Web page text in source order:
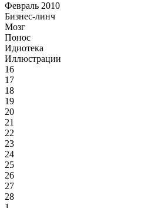
Февраль 2010
Бизнес-линч
Мозг
Понос
Идиотека
Иллюстрации
16
17
18
19
20
21
22
23
24
25
26
27
28